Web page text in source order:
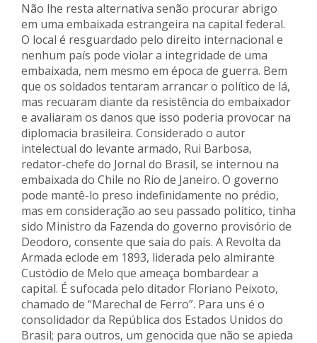
Não lhe resta alternativa senão procurar abrigo
em uma embaixada estrangeira na capital federal.
O local é resguardado pelo direito internacional e
nenhum país pode violar a integridade de uma
embaixada, nem mesmo em época de guerra. Bem
que os soldados tentaram arrancar o político de lá,
mas recuaram diante da resistência do embaixador
e avaliaram os danos que isso poderia provocar na
diplomacia brasileira. Considerado o autor
intelectual do levante armado, Rui Barbosa,
redator-chefe do Jornal do Brasil, se internou na
embaixada do Chile no Rio de Janeiro. O governo
pode mantê-lo preso indefinidamente no prédio,
mas em consideração ao seu passado político, tinha
sido Ministro da Fazenda do governo provisório de
Deodoro, consente que saia do país. A Revolta da
Armada eclode em 1893, liderada pelo almirante
Custódio de Melo que ameaça bombardear a
capital. É sufocada pelo ditador Floriano Peixoto,
chamado de “Marechal de Ferro”. Para uns é o
consolidador da República dos Estados Unidos do
Brasil; para outros, um genocida que não se apieda